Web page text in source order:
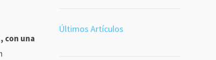
con una
Últimos Artículos